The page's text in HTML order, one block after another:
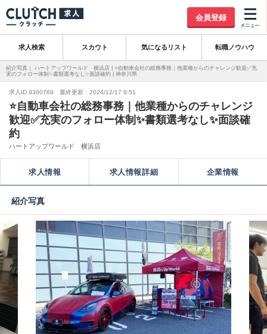
会員登録
求人検索 スカウト 気になるリスト 転職ノウハウ
紹介写真｜ ハートアップワールド 横浜店 | ⭐自動車会社の総務事務｜他業種からのチャレンジ歓迎✅充
実のフォロー体制✨書類選考なし✨面談確約 | 神奈川県
求人ID.9360769 最終更新：2024/12/17 9:51
⭐自動車会社の総務事務｜他業種からのチャレンジ
歓迎✅充実のフォロー体制✨書類選考なし✨面談確
約
ハートアップワールド 横浜店
求人情報 求人情報詳細 企業情報
紹介写真